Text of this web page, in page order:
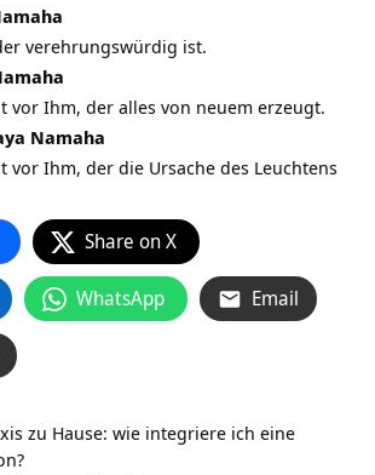
verehrungswürdig ist.
vor Ihm, der alles von neuem erzeugt.
Namaha
vor Ihm, der die Ursache des Leuchtens
Share on X
WhatsApp Email
zu Hause: wie integriere ich eine